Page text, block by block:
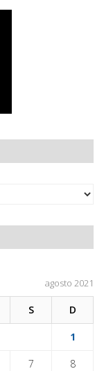
agosto 2021
S D
1
7 8